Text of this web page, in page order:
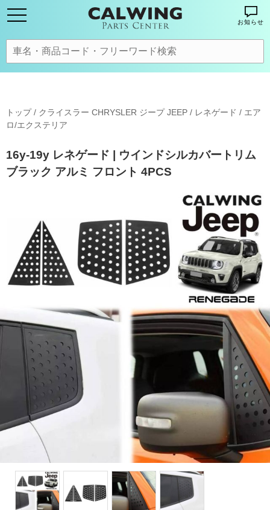
お知らせ
トップ/ クライスラー CHRYSLER ジープ JEEP / レネゲード / エア
ロ/エクステリア
16y-19y レネゲード | ウインドシルカバートリム
ブラック アルミ フロント 4PCS